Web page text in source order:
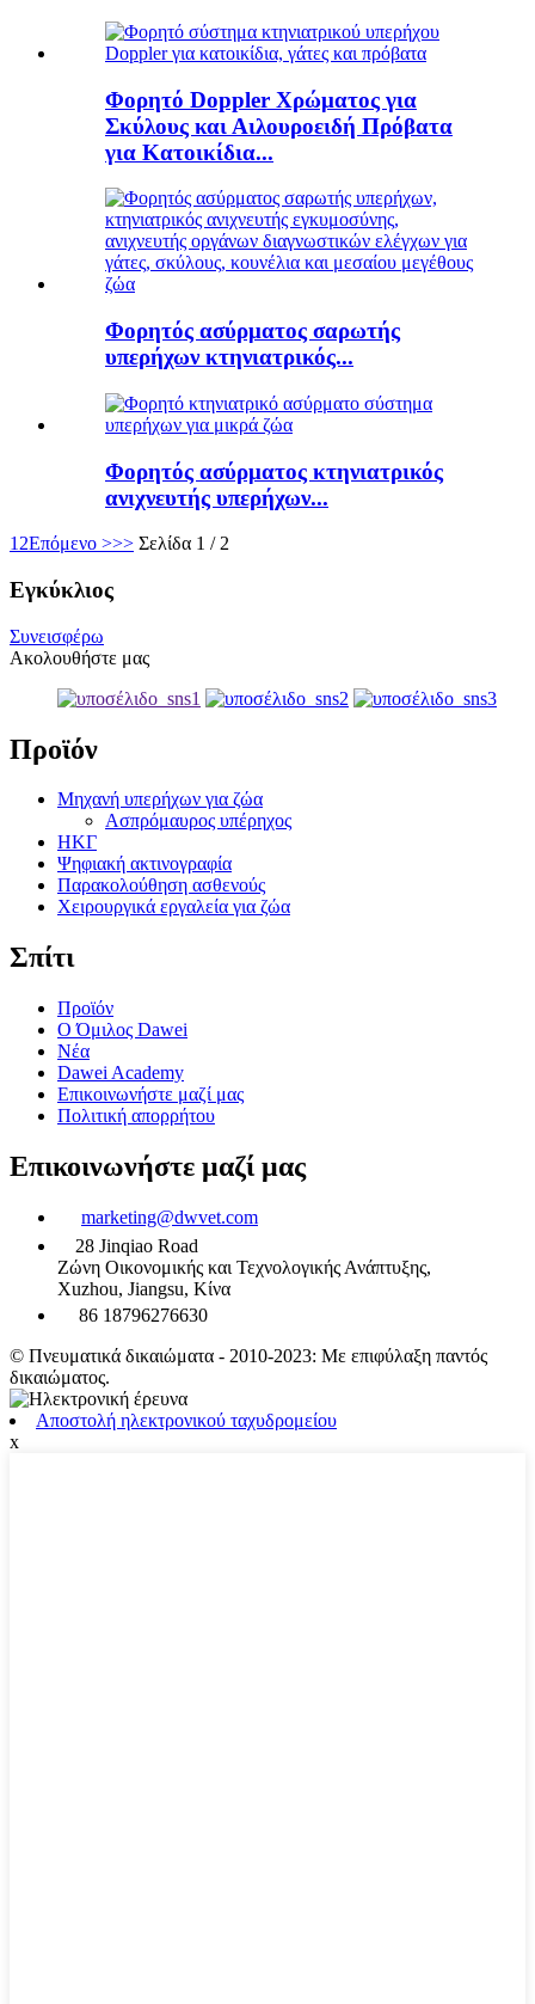
Φορητό Doppler Χρώματος για
Σκύλους και Αιλουροειδή Πρόβατα
για Κατοικίδια...
Φορητός ασύρματος σαρωτής
υπερήχων κτηνιατρικός...
Φορητός ασύρματος κτηνιατρικός
ανιχνευτής υπερήχων...
1 2Επόμενο >>> Σελίδα 1 / 2
Εγκύκλιος
Συνεισφέρω
Ακολουθήστε μας
Προϊόν
Μηχανή υπερήχων για ζώα
Ασπρόμαυρος υπέρηχος
ΗΚΓ
Ψηφιακή ακτινογραφία
Παρακολούθηση ασθενούς
Χειρουργικά εργαλεία για ζώα
Σπίτι
Προϊόν
Ο Όμιλος Dawei
Νέα
Dawei Academy
Επικοινωνήστε μαζί μας
Πολιτική απορρήτου
Επικοινωνήστε μαζί μας
marketing@dwvet.com
28 Jinqiao Road
Ζώνη Οικονομικής και Τεχνολογικής Ανάπτυξης,
Xuzhou, Jiangsu, Κίνα
86 18796276630
© Πνευματικά δικαιώματα - 2010-2023: Με επιφύλαξη παντός
δικαιώματος.
Αποστολή ηλεκτρονικού ταχυδρομείου
x